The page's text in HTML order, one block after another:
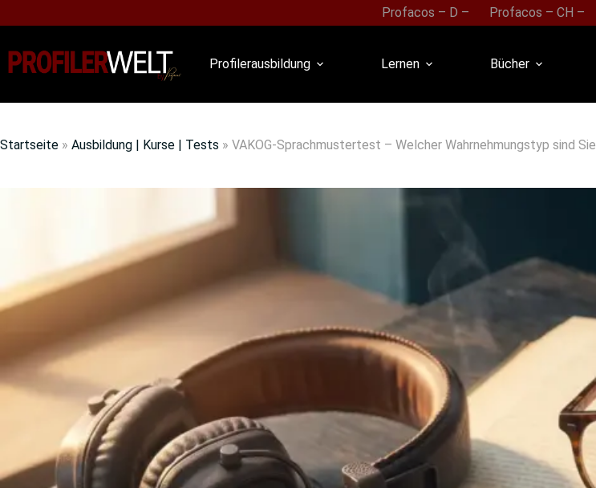
Profacos – D – Profacos – CH –
Profilerausbildung Lernen Bücher
Startseite » Ausbildung | Kurse | Tests » VAKOG-Sprachmustertest – Welcher Wahrnehmungstyp sind Sie